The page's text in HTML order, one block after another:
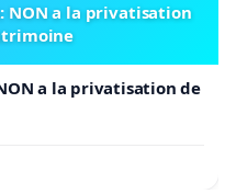
NON a la privatisation
NON a la privatisation de